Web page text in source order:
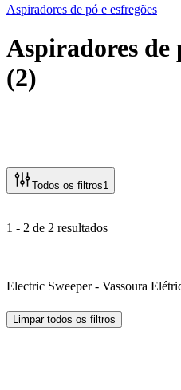
Aspiradores de pó e esfregões
Aspiradores de
(2)
Todos os filtros1
1 - 2 de 2 resultados
Electric Sweeper - Vassoura
Limpar todos os filtros